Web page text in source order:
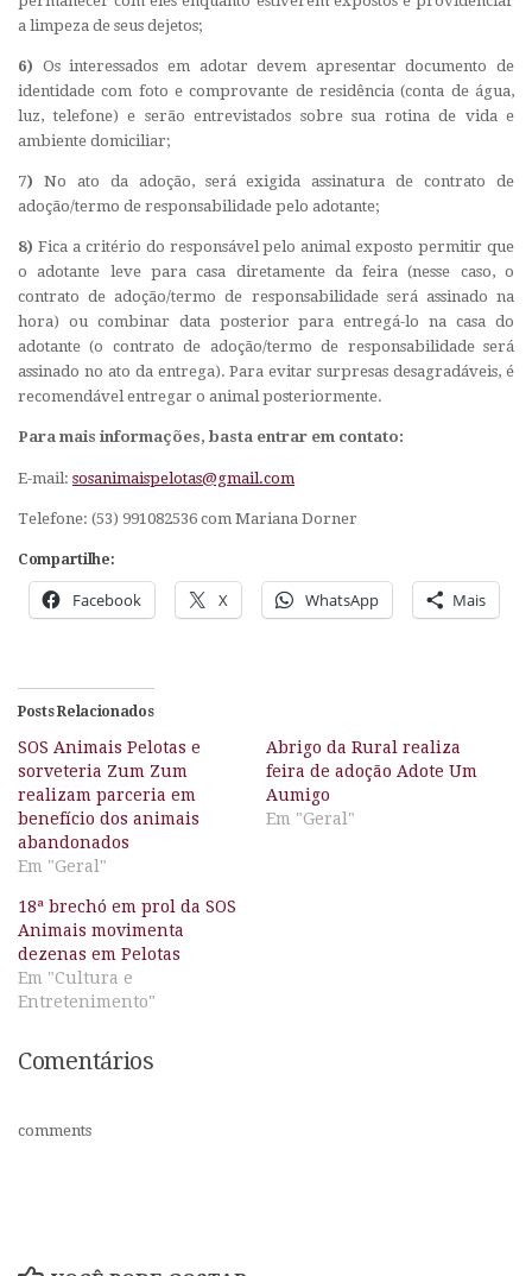
a limpeza de seus dejetos;
6) Os interessados em adotar devem apresentar documento de
identidade com foto e comprovante de residência (conta de água,
luz, telefone) e serão entrevistados sobre sua rotina de vida e
ambiente domiciliar;
7) No ato da adoção, será exigida assinatura de contrato de
adoção/termo de responsabilidade pelo adotante;
8) Fica a critério do responsável pelo animal exposto permitir que
o adotante leve para casa diretamente da feira (nesse caso, o
contrato de adoção/termo de responsabilidade será assinado na
hora) ou combinar data posterior para entregá-lo na casa do
adotante (o contrato de adoção/termo de responsabilidade será
assinado no ato da entrega). Para evitar surpresas desagradáveis, é
recomendável entregar o animal posteriormente.
Para mais informações, basta entrar em contato:
E-mail: sosanimaispelotas@gmail.com
Telefone: (53) 991082536 com Mariana Dorner
Compartilhe:
Facebook X WhatsApp Mais
Posts Relacionados
SOS Animais Pelotas e
sorveteria Zum Zum
realizam parceria em
benefício dos animais
abandonados
Em "Geral"
Abrigo da Rural realiza
feira de adoção Adote Um
Aumigo
Em "Geral"
18ª brechó em prol da SOS
Animais movimenta
dezenas em Pelotas
Em "Cultura e
Entretenimento"
Comentários
comments